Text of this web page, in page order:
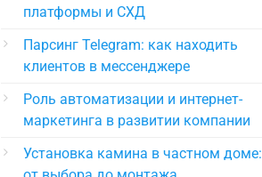
платформы и СХД
Парсинг Telegram: как находить
клиентов в мессенджере
Роль автоматизации и интернет-
маркетинга в развитии компании
Установка камина в частном доме: